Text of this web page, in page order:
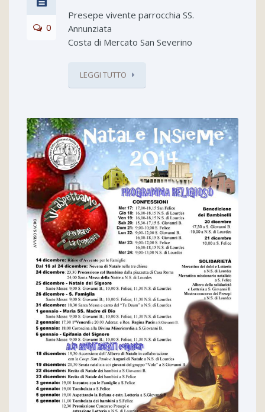
0
Presepe vivente parrocchia SS.
Annunziata
Costa di Mercato San Severino
LEGGI TUTTO